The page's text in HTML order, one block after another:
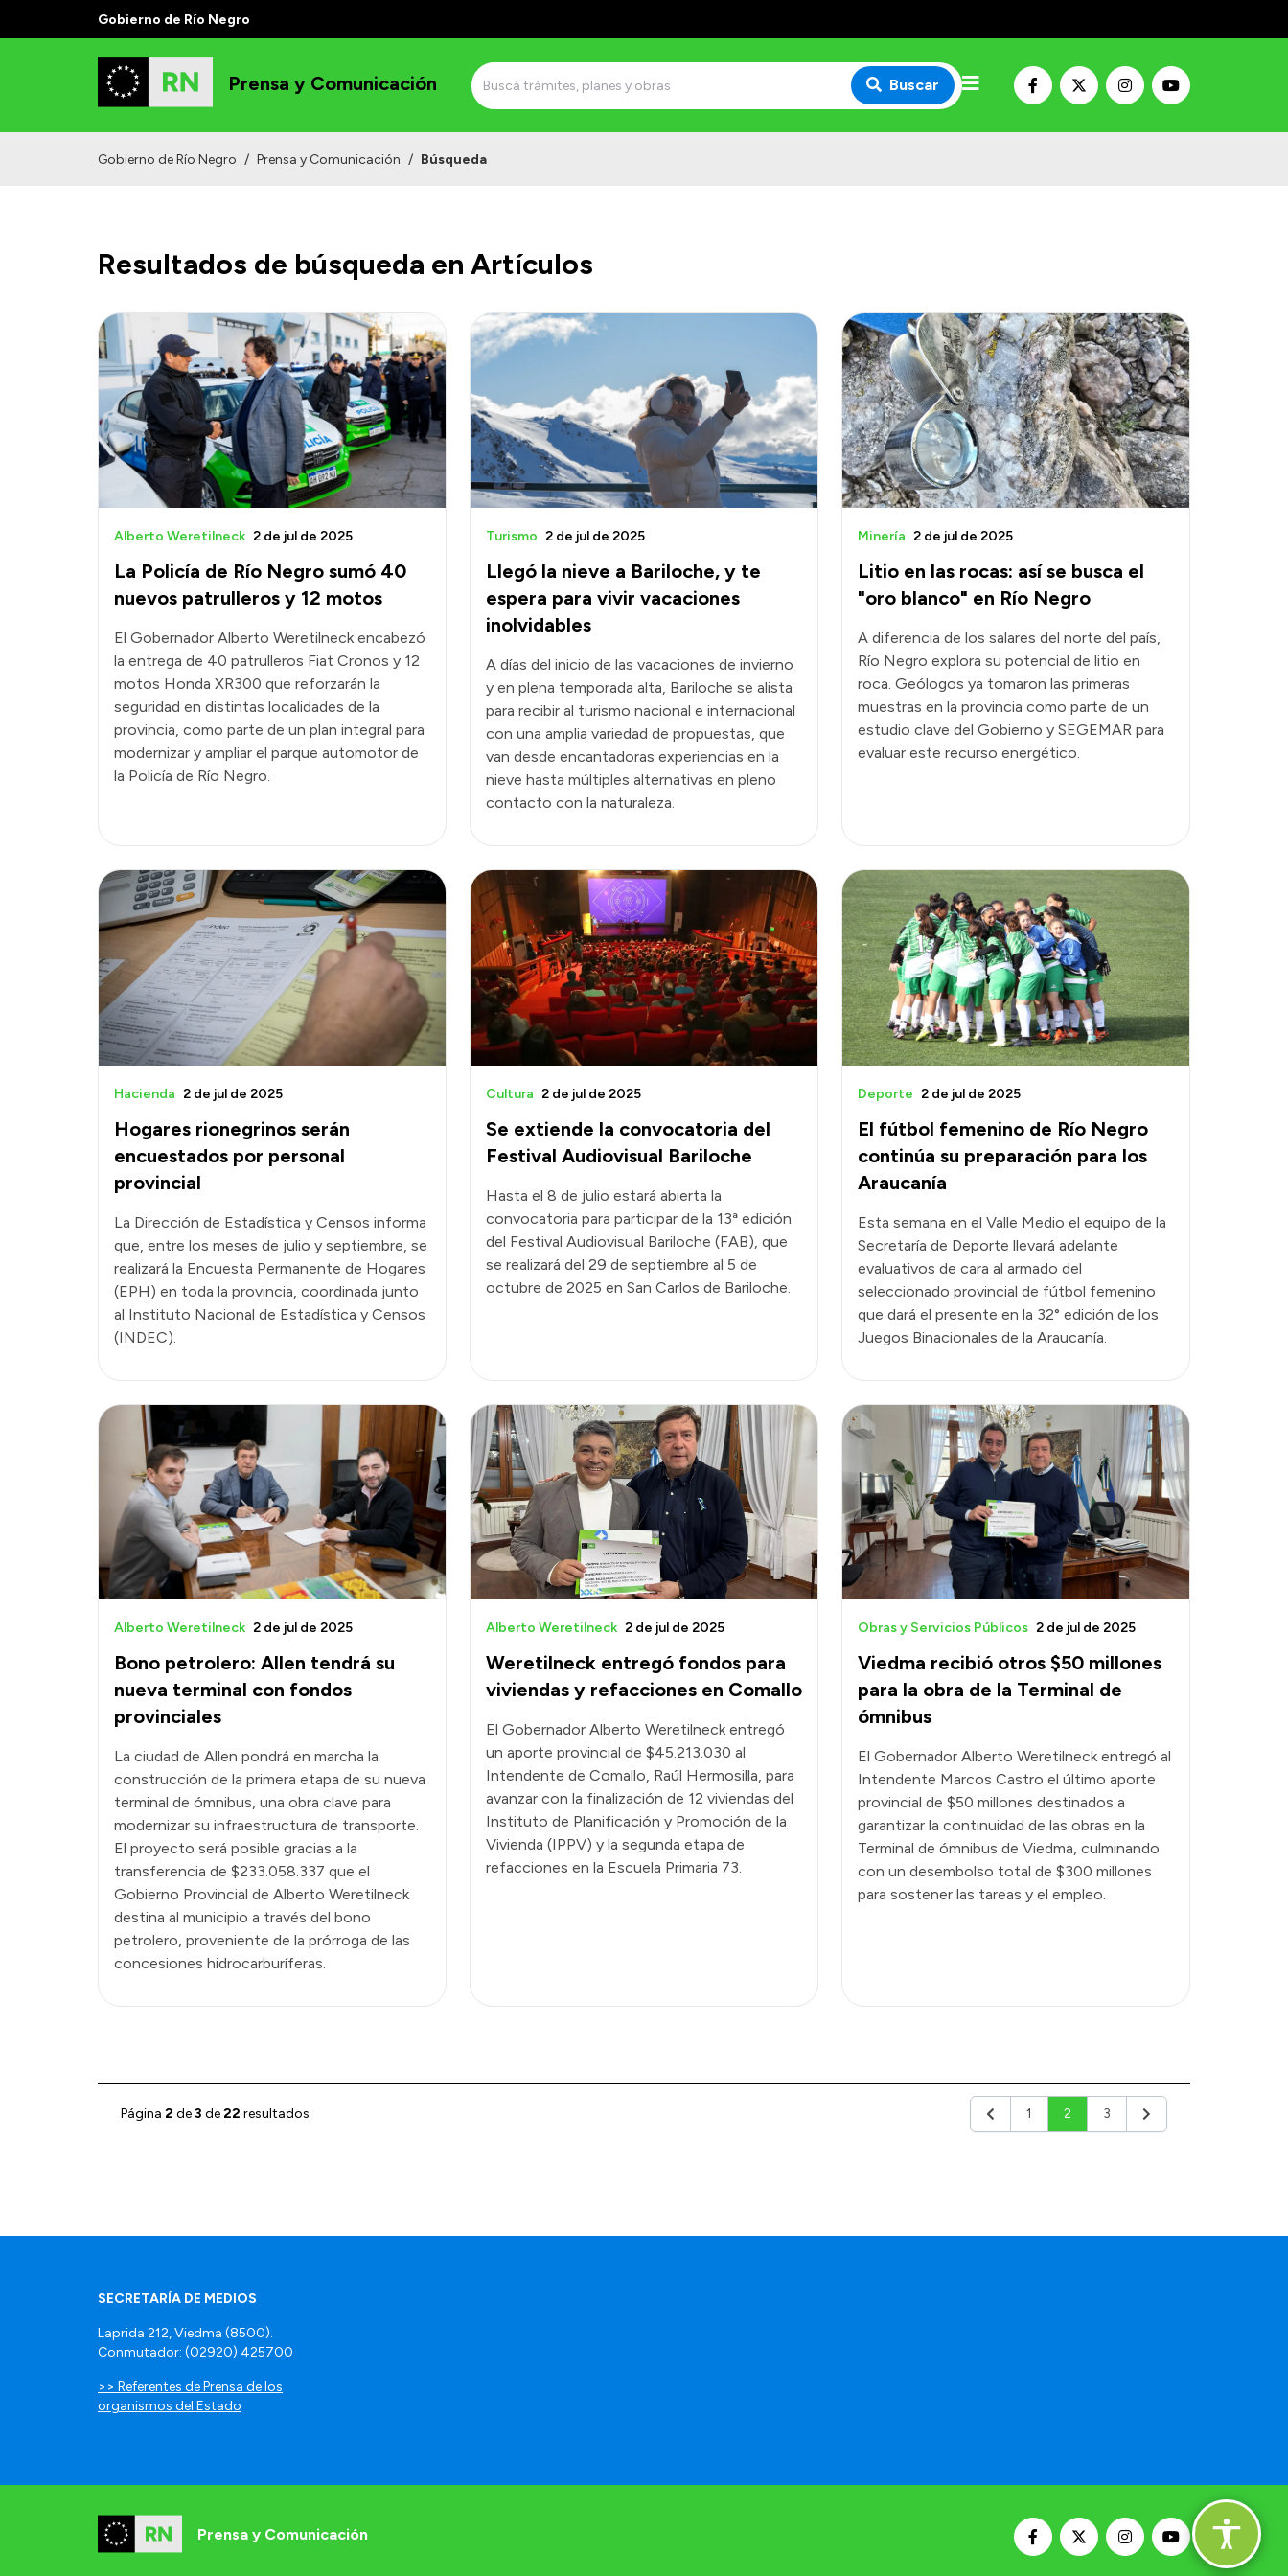
Gobierno de Río Negro
Prensa y Comunicación Buscar
Gobierno de Río Negro / Prensa y Comunicación / Búsqueda
Resultados de búsqueda en Artículos
La Policía de Río Negro sumó 40
nuevos patrulleros y 12 motos
Alberto Weretilneck 2 de jul de 2025
El Gobernador Alberto Weretilneck encabezó
la entrega de 40 patrulleros Fiat Cronos y 12
motos Honda XR300 que reforzarán la
seguridad en distintas localidades de la
provincia, como parte de un plan integral para
modernizar y ampliar el parque automotor de
la Policía de Río Negro.
Llegó la nieve a Bariloche, y te
espera para vivir vacaciones
inolvidables
Turismo 2 de jul de 2025
A días del inicio de las vacaciones de invierno
y en plena temporada alta, Bariloche se alista
para recibir al turismo nacional e internacional
con una amplia variedad de propuestas, que
van desde encantadoras experiencias en la
nieve hasta múltiples alternativas en pleno
contacto con la naturaleza.
Litio en las rocas: así se busca el
"oro blanco" en Río Negro
Minería 2 de jul de 2025
A diferencia de los salares del norte del país,
Río Negro explora su potencial de litio en
roca. Geólogos ya tomaron las primeras
muestras en la provincia como parte de un
estudio clave del Gobierno y SEGEMAR para
evaluar este recurso energético.
Hogares rionegrinos serán
encuestados por personal
provincial
Hacienda 2 de jul de 2025
La Dirección de Estadística y Censos informa
que, entre los meses de julio y septiembre, se
realizará la Encuesta Permanente de Hogares
(EPH) en toda la provincia, coordinada junto
al Instituto Nacional de Estadística y Censos
(INDEC).
Se extiende la convocatoria del
Festival Audiovisual Bariloche
Cultura 2 de jul de 2025
Hasta el 8 de julio estará abierta la
convocatoria para participar de la 13ª edición
del Festival Audiovisual Bariloche (FAB), que
se realizará del 29 de septiembre al 5 de
octubre de 2025 en San Carlos de Bariloche.
El fútbol femenino de Río Negro
continúa su preparación para los
Araucanía
Deporte 2 de jul de 2025
Esta semana en el Valle Medio el equipo de la
Secretaría de Deporte llevará adelante
evaluativos de cara al armado del
seleccionado provincial de fútbol femenino
que dará el presente en la 32° edición de los
Juegos Binacionales de la Araucanía.
Bono petrolero: Allen tendrá su
nueva terminal con fondos
provinciales
Alberto Weretilneck 2 de jul de 2025
La ciudad de Allen pondrá en marcha la
construcción de la primera etapa de su nueva
terminal de ómnibus, una obra clave para
modernizar su infraestructura de transporte.
El proyecto será posible gracias a la
transferencia de $233.058.337 que el
Gobierno Provincial de Alberto Weretilneck
destina al municipio a través del bono
petrolero, proveniente de la prórroga de las
concesiones hidrocarburíferas.
Weretilneck entregó fondos para
viviendas y refacciones en Comallo
Alberto Weretilneck 2 de jul de 2025
El Gobernador Alberto Weretilneck entregó
un aporte provincial de $45.213.030 al
Intendente de Comallo, Raúl Hermosilla, para
avanzar con la finalización de 12 viviendas del
Instituto de Planificación y Promoción de la
Vivienda (IPPV) y la segunda etapa de
refacciones en la Escuela Primaria 73.
Viedma recibió otros $50 millones
para la obra de la Terminal de
ómnibus
Obras y Servicios Públicos 2 de jul de 2025
El Gobernador Alberto Weretilneck entregó al
Intendente Marcos Castro el último aporte
provincial de $50 millones destinados a
garantizar la continuidad de las obras en la
Terminal de ómnibus de Viedma, culminando
con un desembolso total de $300 millones
para sostener las tareas y el empleo.
Página 2 de3 de22 resultados Anterior1 2 3 Siguiente
SECRETARÍA DE MEDIOS
Laprida 212, Viedma (8500).
Conmutador: (02920) 425700
>> Referentes de Prensa de los
organismos del Estado
Prensa y Comunicación